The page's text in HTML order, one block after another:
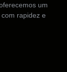
um
rapidez e